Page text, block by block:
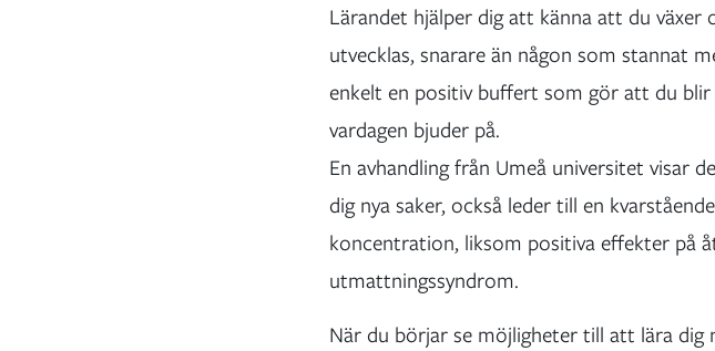
Lärandet hjälper dig att känna att du
utvecklas, snarare än någon som stannat
enkelt en positiv buffert som gör att du
vardagen bjuder på.
En avhandling från Umeå universitet visar
dig nya saker, också leder till en
koncentration, liksom positiva effekter på
utmattningssyndrom.
När du börjar se möjligheter till att lära dig